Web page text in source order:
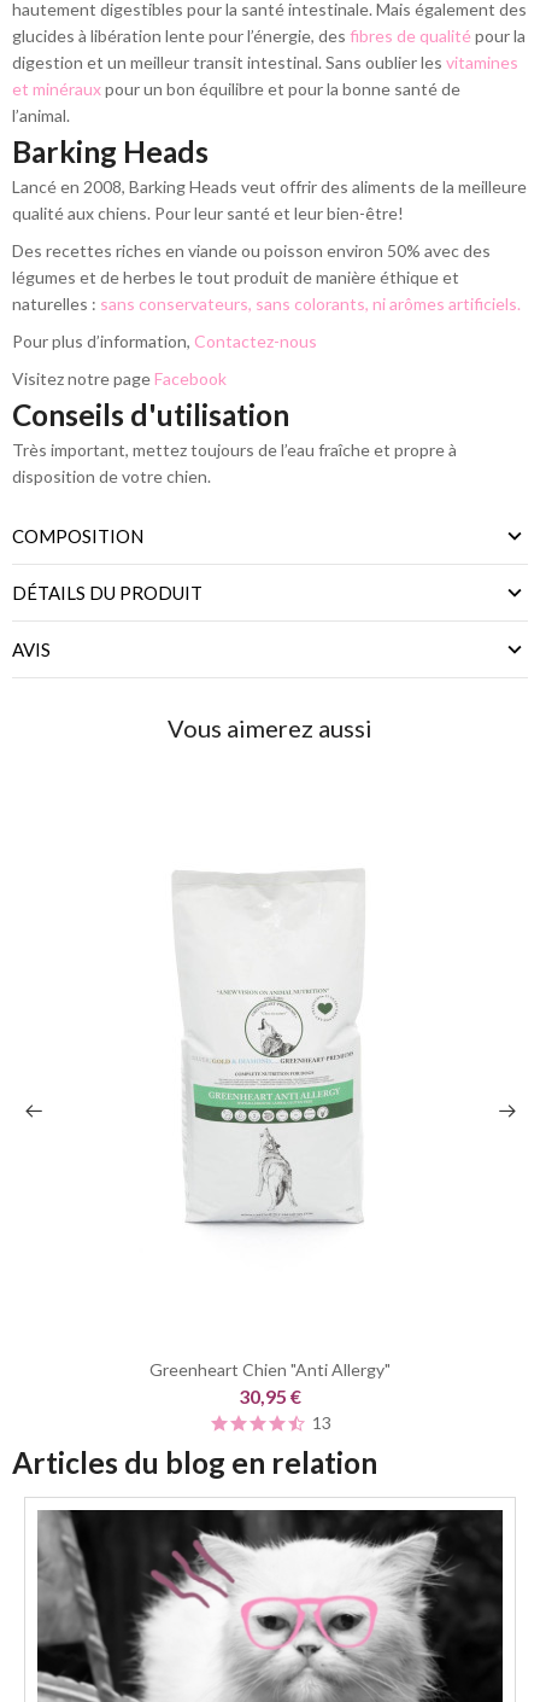
hautement digestibles pour la santé intestinale. Mais également des
glucides à libération lente pour l’énergie, des fibres de qualité pour la
digestion et un meilleur transit intestinal. Sans oublier les vitamines
et minérauxpour un bon équilibre et pour la bonne santé de
l’animal.
Barking Heads
Lancé en 2008, Barking Heads veut offrir des aliments de la meilleure
qualité aux chiens. Pour leur santé et leur bien-être!
Des recettes riches en viande ou poisson environ 50% avec des
légumes et de herbes le tout produit de manière éthique et
naturelles : sans conservateurs, sans colorants, ni arômes artificiels.
Pour plus d’information, Contactez-nous
Visitez notre pageFacebook
Conseils d'utilisation
Très important, mettez toujours de l’eau fraîche et propre à
disposition de votre chien.
COMPOSITION
DÉTAILS DU PRODUIT
AVIS
Vous aimerez aussi
Greenheart Chien "Anti Allergy"
30,95 €
13
Articles du blog en relation